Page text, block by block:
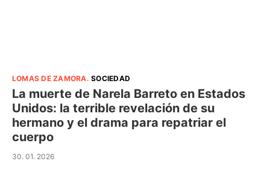
LOMAS DE ZAMORA.SOCIEDAD
La muerte de Narela Barreto en Estados
Unidos: la terrible revelación de su
hermano y el drama para repatriar el
cuerpo
30. 01. 2026